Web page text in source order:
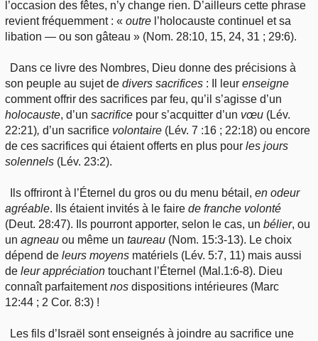
l’occasion des fêtes, n’y change rien. D’ailleurs cette phrase
revient fréquemment : « outre l’holocauste continuel et sa
libation — ou son gâteau » (Nom. 28:10, 15, 24, 31 ; 29:6).
Dans ce livre des Nombres, Dieu donne des précisions à
son peuple au sujet de divers sacrifices : Il leur enseigne
comment offrir des sacrifices par feu, qu’il s’agisse d’un
holocauste, d’un sacrifice pour s’acquitter d’un vœu (Lév.
22:21), d’un sacrifice volontaire (Lév. 7 :16 ; 22:18) ou encore
de ces sacrifices qui étaient offerts en plus pour les jours
solennels (Lév. 23:2).
Ils offriront à l’Éternel du gros ou du menu bétail,en odeur
agréable. Ils étaient invités à le faire de franche volonté
(Deut. 28:47). Ils pourront apporter, selon le cas, un bélier, ou
un agneau ou même un taureau (Nom. 15:3-13). Le choix
dépend de leurs moyens matériels (Lév. 5:7, 11) mais aussi
de leur appréciation touchant l’Éternel (Mal.1:6-8). Dieu
connaît parfaitementnos dispositions intérieures (Marc
12:44 ; 2 Cor. 8:3) !
Les fils d’Israël sont enseignés à joindre au sacrifice une